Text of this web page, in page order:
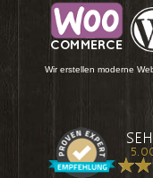
Wir erstellen moderne